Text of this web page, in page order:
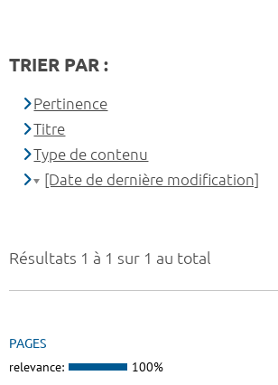
Résultats 1 à 1 sur 1 au total
PAGES
relevance: 100%
TRIER PAR :
Pertinence
Titre
Type de contenu
[Date de dernière modification]